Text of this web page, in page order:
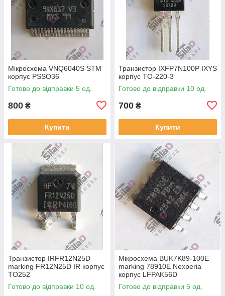
Мікросхема VNQ6040S STM
корпус PSSO36
Готово до відправки 5 од.
800 ₴
Купити
Транзистор IXFP7N100P IXYS
корпус TO-220-3
Готово до відправки 10 од.
700 ₴
Купити
Транзистор IRFR12N25D
marking FR12N25D IR корпус
TO252
Готово до відправки 10 од.
Мікросхема BUK7K89-100E
marking 78910E Nexperia
корпус LFPAK56D
Готово до відправки 5 од.